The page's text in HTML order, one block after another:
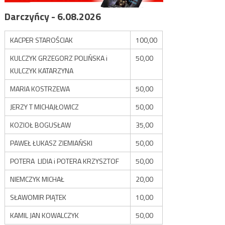
Darczyńcy - 6.08.2026
KACPER STAROŚCIAK
100,00
KULCZYK GRZEGORZ POLIŃSKA i
KULCZYK KATARZYNA
50,00
MARIA KOSTRZEWA
50,00
JERZY T MICHAJŁOWICZ
50,00
KOZIOŁ BOGUSŁAW
35,00
PAWEŁ ŁUKASZ ZIEMIAŃSKI
50,00
POTERA LIDIA i POTERA KRZYSZTOF
50,00
NIEMCZYK MICHAŁ
20,00
SŁAWOMIR PIĄTEK
10,00
KAMIL JAN KOWALCZYK
50,00